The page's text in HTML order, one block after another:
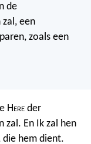
de
zal, een
zoals een
Here der
zal. En Ik zal hen
die hem dient.